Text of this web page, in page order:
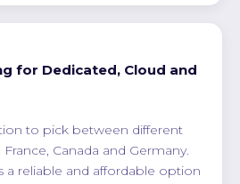
for Dedicated, Cloud and
to pick between different
Canada and Germany.
a reliable and affordable option